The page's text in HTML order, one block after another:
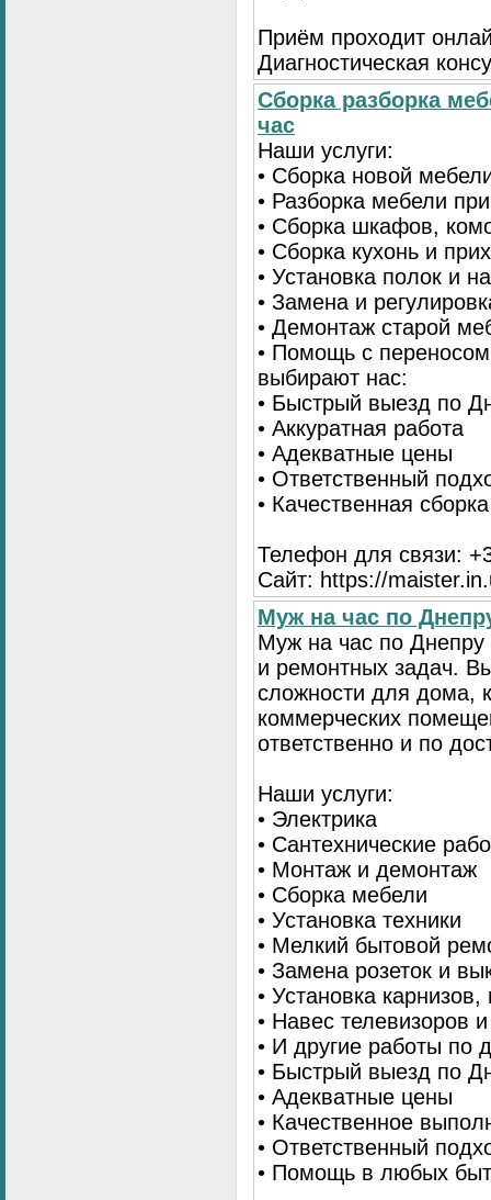
Приём проходит
Диагностическая
Сборка разборка
час
Наши услуги:
• Сборка новой
• Разборка мебели
• Сборка шкафов,
• Сборка кухонь и
• Установка полок и
• Замена и
• Демонтаж старой
• Помощь с
выбирают нас:
• Быстрый выезд по
• Аккуратная работа
• Адекватные цены
• Ответственный
• Качественная
Телефон для связи:
Сайт: https://
Муж на час по
Муж на час по
и ремонтных задач.
сложности для дома,
коммерческих
ответственно и по
Наши услуги:
• Электрика
• Сантехнические
• Монтаж и демонтаж
• Сборка мебели
• Установка техники
• Мелкий бытовой
• Замена розеток и
• Установка
• Навес телевизоров
• И другие работы по
• Быстрый выезд по
• Адекватные цены
• Качественное
• Ответственный
• Помощь в любых